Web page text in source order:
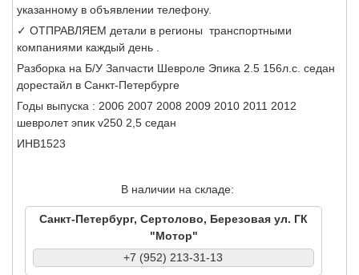
указанному в объявлении телефону.
✓ ОТПРАВЛЯЕМ детали в регионы транспортными
компаниями каждый день .
Разборка на Б/У Запчасти Шевроле Эпика 2.5 156л.с. седан
дорестайл в Санкт-Петербурге
Годы выпуска : 2006 2007 2008 2009 2010 2011 2012
шевролет эпик v250 2,5 седан
ИНВ1523
В наличии на складе:
Санкт-Петербург, Сертолово, Березовая ул. ГК
"Мотор"
+7 (952) 213-31-13